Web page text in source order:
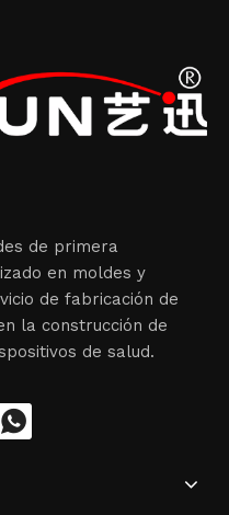
de primera
en moldes y
de fabricación de
la construcción de
de salud.